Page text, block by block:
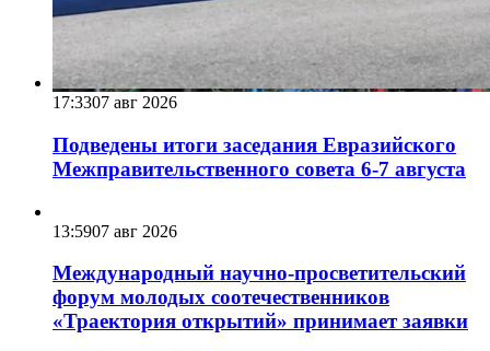
17:3307 авг 2026
Подведены итоги заседания Евразийского
Межправительственного совета 6-7 августа
13:5907 авг 2026
Международный научно-просветительский
форум молодых соотечественников
«Траектория открытий» принимает заявки